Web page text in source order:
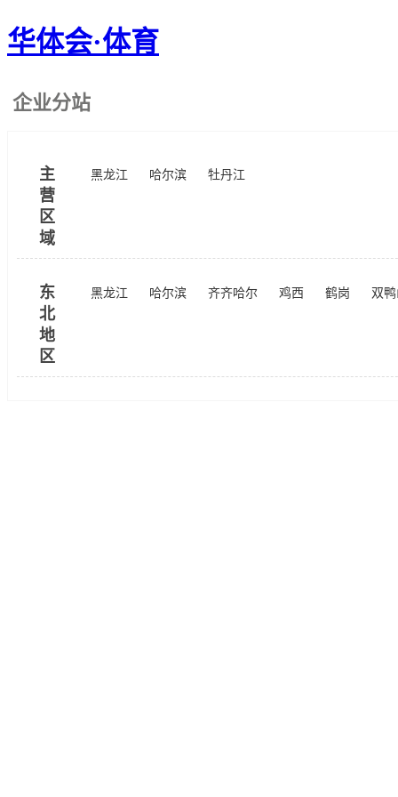
华体会·体育
企业分站
主
营
区
域
黑龙江 哈尔滨 牡丹江
东
北
地
区
黑龙江 哈尔滨 齐齐哈尔 鸡西 鹤岗 双